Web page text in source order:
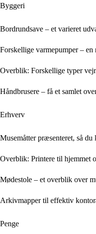
Byggeri
Bordrundsave – et varieret
Forskellige varmepumper –
Overblik: Forskellige typer
Håndbrusere – få et samlet
Erhverv
Musemåtter præsenteret, så
Overblik: Printere til hjemmet
Mødestole – et overblik over
Arkivmapper til effektiv
Penge